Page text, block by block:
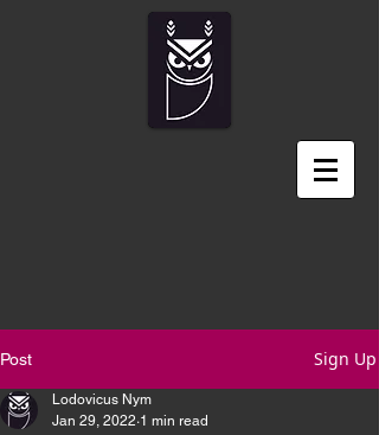
Post Sign Up
Lodovicus Nym
Jan 29, 2022 1 min read